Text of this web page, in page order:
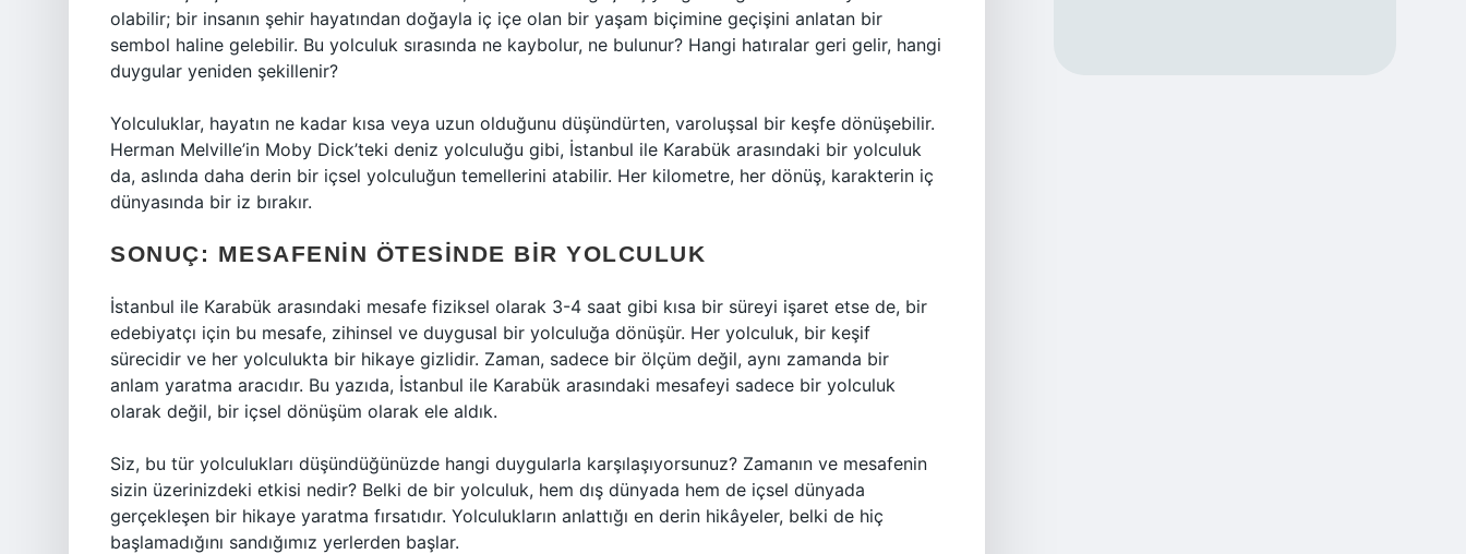
olabilir; bir insanın şehir hayatından doğayla iç içe olan bir yaşam biçimine geçişini anlatan bir
sembol haline gelebilir. Bu yolculuk sırasında ne kaybolur, ne bulunur? Hangi hatıralar geri gelir, hangi
duygular yeniden şekillenir?
Yolculuklar, hayatın ne kadar kısa veya uzun olduğunu düşündürten, varoluşsal bir keşfe dönüşebilir.
Herman Melville’in Moby Dick’teki deniz yolculuğu gibi, İstanbul ile Karabük arasındaki bir yolculuk
da, aslında daha derin bir içsel yolculuğun temellerini atabilir. Her kilometre, her dönüş, karakterin iç
dünyasında bir iz bırakır.
SONUÇ: MESAFENIN ÖTESINDE BIR YOLCULUK
İstanbul ile Karabük arasındaki mesafe fiziksel olarak 3-4 saat gibi kısa bir süreyi işaret etse de, bir
edebiyatçı için bu mesafe, zihinsel ve duygusal bir yolculuğa dönüşür. Her yolculuk, bir keşif
sürecidir ve her yolculukta bir hikaye gizlidir. Zaman, sadece bir ölçüm değil, aynı zamanda bir
anlam yaratma aracıdır. Bu yazıda, İstanbul ile Karabük arasındaki mesafeyi sadece bir yolculuk
olarak değil, bir içsel dönüşüm olarak ele aldık.
Siz, bu tür yolculukları düşündüğünüzde hangi duygularla karşılaşıyorsunuz? Zamanın ve mesafenin
sizin üzerinizdeki etkisi nedir? Belki de bir yolculuk, hem dış dünyada hem de içsel dünyada
gerçekleşen bir hikaye yaratma fırsatıdır. Yolculukların anlattığı en derin hikâyeler, belki de hiç
başlamadığını sandığımız yerlerden başlar.